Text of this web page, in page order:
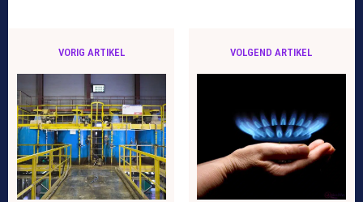
VORIG ARTIKEL VOLGEND ARTIKEL